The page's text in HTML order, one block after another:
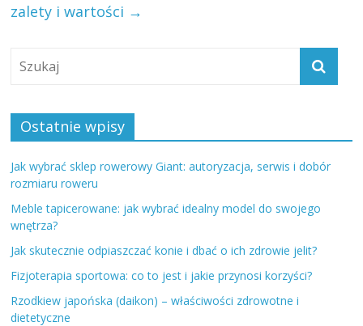
zalety i wartości →
Ostatnie wpisy
Jak wybrać sklep rowerowy Giant: autoryzacja, serwis i dobór
rozmiaru roweru
Meble tapicerowane: jak wybrać idealny model do swojego
wnętrza?
Jak skutecznie odpiaszczać konie i dbać o ich zdrowie jelit?
Fizjoterapia sportowa: co to jest i jakie przynosi korzyści?
Rzodkiew japońska (daikon) – właściwości zdrowotne i
dietetyczne